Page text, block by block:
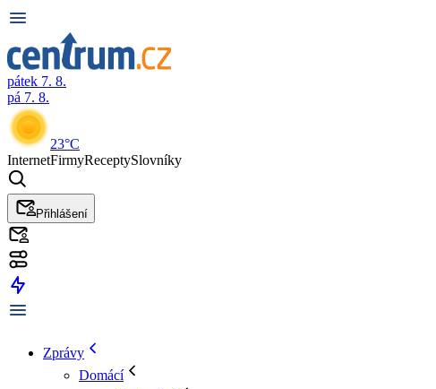
pátek 7. 8.
pá 7. 8.
23°C
InternetFirmyReceptySlovníky
Přihlášení
Zprávy
Domácí